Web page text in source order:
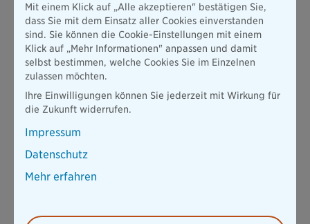
Hausratversicherung
Dinge und Wertgegenstände in Ihrem Haushalt
Mit einem Klick auf „Alle akzeptieren" bestätigen Sie,
dass Sie mit dem Einsatz aller Cookies einverstanden
sind. Sie können die Cookie-Einstellungen mit einem
Klick auf „Mehr Informationen" anpassen und damit
selbst bestimmen, welche Cookies Sie im Einzelnen
zulassen möchten.
Ihre Einwilligungen können Sie jederzeit mit Wirkung für
die Zukunft widerrufen.
Impressum
Datenschutz
Mehr erfahren